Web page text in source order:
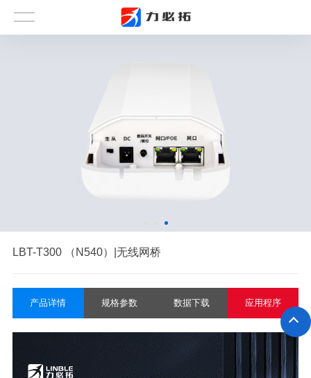
LBT-T300 （N540）|无线网桥
产品详情 规格参数 数据下载 应用程序